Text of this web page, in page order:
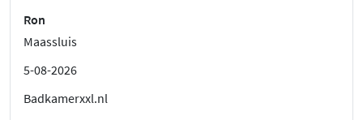
Ron
Maassluis
5-08-2026
Badkamerxxl.nl